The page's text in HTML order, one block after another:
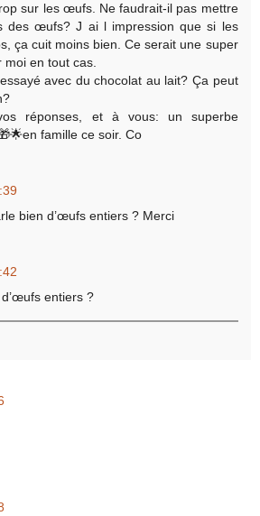
sur les œufs. Ne faudrait-il pas mettre
des œufs? J ai l impression que si les
ça cuit moins bien. Ce serait une super
moi en tout cas.
avec du chocolat au lait? Ça peut
réponses, et à vous: un superbe
famille ce soir. Co
bien d’œufs entiers ? Merci
entiers ?